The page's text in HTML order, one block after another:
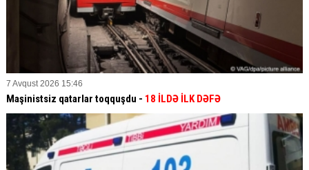
7 Avqust 2026 15:46
Maşinistsiz qatarlar toqquşdu - 18 İLDƏ İLK DƏFƏ